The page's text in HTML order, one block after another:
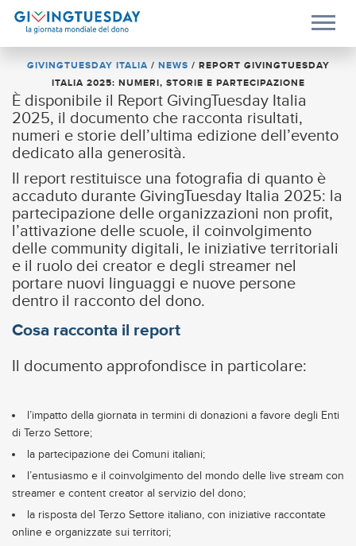
GIVINGTUESDAY ITALIA / NEWS / REPORT GIVINGTUESDAY
ITALIA 2025: NUMERI, STORIE E PARTECIPAZIONE
È disponibile il Report GivingTuesday Italia
2025, il documento che racconta risultati,
numeri e storie dell’ultima edizione dell’evento
dedicato alla generosità.
Il report restituisce una fotografia di quanto è
accaduto durante GivingTuesday Italia 2025: la
partecipazione delle organizzazioni non profit,
l’attivazione delle scuole, il coinvolgimento
delle community digitali, le iniziative territoriali
e il ruolo dei creator e degli streamer nel
portare nuovi linguaggi e nuove persone
dentro il racconto del dono.
Cosa racconta il report
Il documento approfondisce in particolare:
l’impatto della giornata in termini di donazioni a favore degli Enti
di Terzo Settore;
la partecipazione dei Comuni italiani;
l’entusiasmo e il coinvolgimento del mondo delle live stream con
streamer e content creator al servizio del dono;
la risposta del Terzo Settore italiano, con iniziative raccontate
online e organizzate sui territori;